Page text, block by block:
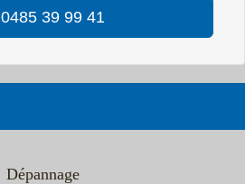
0485 39 99 41
Dépannage